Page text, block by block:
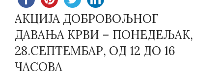
АКЦИЈА ДОБРОВОЉНОГ
ДАВАЊА КРВИ – ПОНЕДЕЉАК,
28.СЕПТЕМБАР, ОД 12 ДО 16
ЧАСОВА